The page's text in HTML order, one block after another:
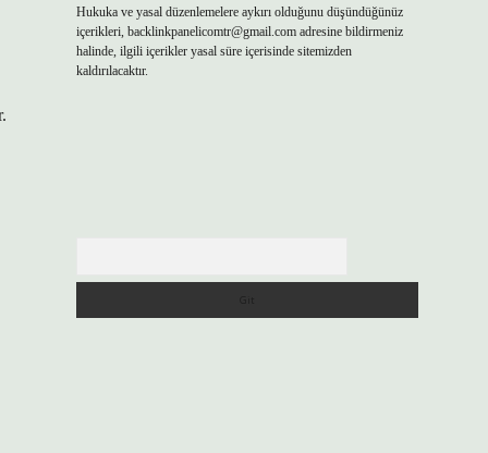
Hukuka ve yasal düzenlemelere aykırı olduğunu düşündüğünüz
içerikleri, backlinkpanelicomtr@gmail.comadresine bildirmeniz
halinde, ilgili içerikler yasal süre içerisinde sitemizden
kaldırılacaktır.